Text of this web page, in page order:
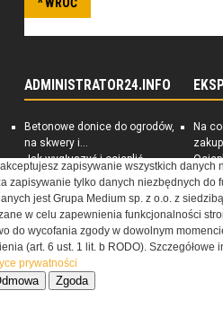
ADMINISTRATOR24.INFO
Betonowe donice do ogrodów,
na skwery i...
Jak wygłuszyć i ocieplić
piwnicę
Rynek nieruchomości
Darmowe ebooki dla
zarządców nieruchomości
Na
jest
zapisywanie wszystkich danych
zapisywanie tylko danych niezbędnych do
jest Grupa Medium sp. z o.o. z
w celu zapewnienia funkcjonalności
do wycofania zgody w dowolnym
(art. 6 ust. 1 lit. b RODO). Szczegółowe
prywatności
Zgoda